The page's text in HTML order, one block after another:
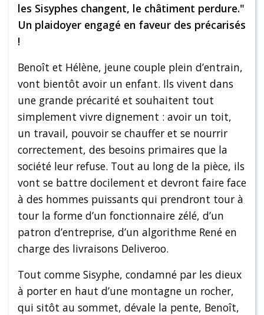
les Sisyphes changent, le châtiment perdure."
Un plaidoyer engagé en faveur des précarisés
!
Benoît et Hélène, jeune couple plein d’entrain,
vont bientôt avoir un enfant. Ils vivent dans
une grande précarité et souhaitent tout
simplement vivre dignement : avoir un toit,
un travail, pouvoir se chauffer et se nourrir
correctement, des besoins primaires que la
société leur refuse. Tout au long de la pièce, ils
vont se battre docilement et devront faire face
à des hommes puissants qui prendront tour à
tour la forme d’un fonctionnaire zélé, d’un
patron d’entreprise, d’un algorithme René en
charge des livraisons Deliveroo.
Tout comme Sisyphe, condamné par les dieux
à porter en haut d’une montagne un rocher,
qui sitôt au sommet, dévale la pente, Benoît,